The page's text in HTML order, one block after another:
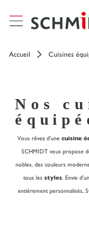
Accueil Cuisines
Nos
Vous rêvez d'une cuisine
SCHMIDT vous propose
nobles, des couleurs
tous les styles . Envie d’un
entièrement personnalisés,